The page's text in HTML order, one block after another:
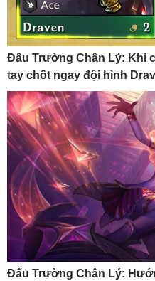
Đấu Trường Chân Lý: Khi
tay chốt ngay đội hình
Đấu Trường Chân Lý: